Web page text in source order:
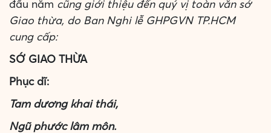
đầu năm cũng giới thiệu đến quý vị toàn văn sớ
Giao thừa, do Ban Nghi lễ GHPGVN TP.HCM
cung cấp:
SỚ GIAO THỪA
Phục dĩ:
Tam dương khai thái,
Ngũ phước lâm môn.